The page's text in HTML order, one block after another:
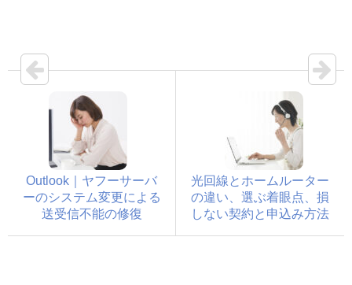
Outlook｜ヤフーサーバ
ーのシステム変更による
送受信不能の修復
光回線とホームルーター
の違い、選ぶ着眼点、損
しない契約と申込み方法